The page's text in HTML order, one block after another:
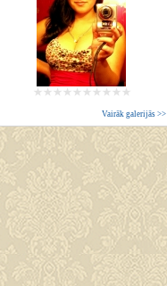
Vairāk galerijās >>